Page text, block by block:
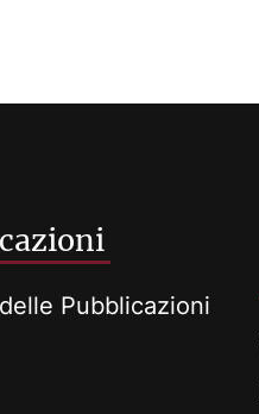
Pubblicazioni